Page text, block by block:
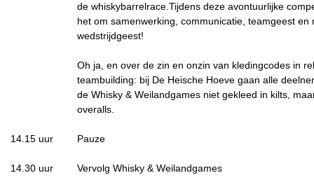
de whiskybarrelrace.Tijdens deze avontuurlijke
het om samenwerking, communicatie, teamgeest en
wedstrijdgeest!
Oh ja, en over de zin en onzin van kledingcodes in
teambuilding: bij De Heische Hoeve gaan alle
de Whisky & Weilandgames niet gekleed in kilts,
overalls.
14.15 uur Pauze
14.30 uur Vervolg Whisky & Weilandgames